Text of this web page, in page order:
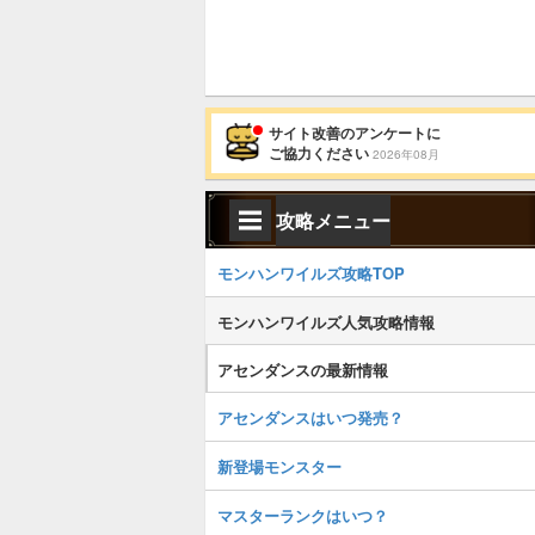
サイト改善のアンケートに
ご協力ください 2026年08月
攻略メニュー
モンハンワイルズ攻略TOP
モンハンワイルズ人気攻略情報
アセンダンスの最新情報
アセンダンスはいつ発売？
新登場モンスター
マスターランクはいつ？